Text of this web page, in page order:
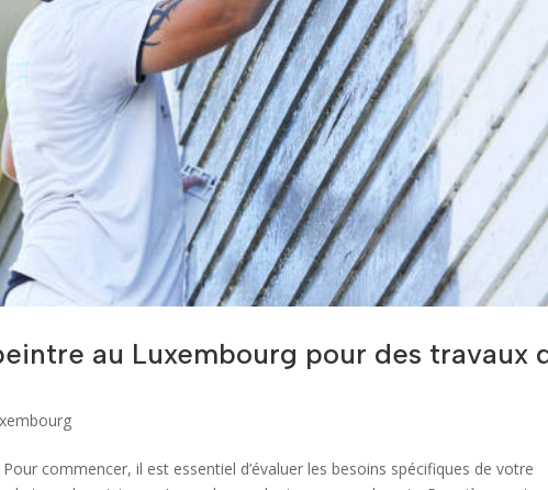
au Luxembourg pour des travaux
commencer, il est essentiel d’évaluer les besoins spécifiques de votre